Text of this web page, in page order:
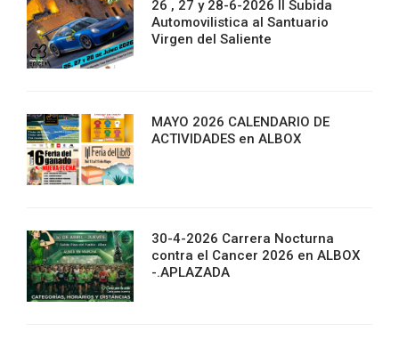
26 , 27 y 28-6-2026 II Subida
Automovilistica al Santuario
Virgen del Saliente
MAYO 2026 CALENDARIO DE
ACTIVIDADES en ALBOX
30-4-2026 Carrera Nocturna
contra el Cancer 2026 en ALBOX
-.APLAZADA